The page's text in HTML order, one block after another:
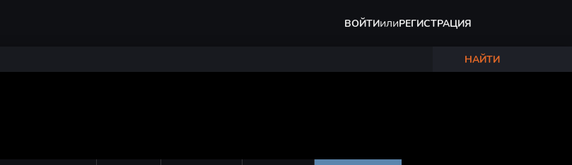
ВОЙТИилиРЕГИСТРАЦИЯ
НАЙТИ